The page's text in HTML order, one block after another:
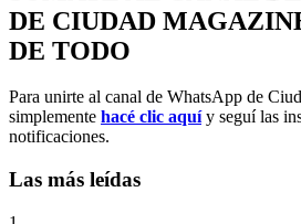
DE CIUDAD
DE TODO
Para unirte al canal de WhatsApp de
simplemente hacé clic aquíy seguí las
notificaciones.
Las más leídas